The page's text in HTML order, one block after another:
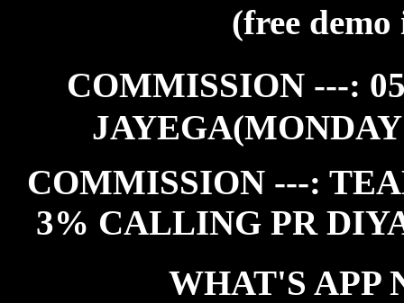
(free
COMMISSION ---:
COMMISSION ---:
3% CALLING PR
WHAT'S APP